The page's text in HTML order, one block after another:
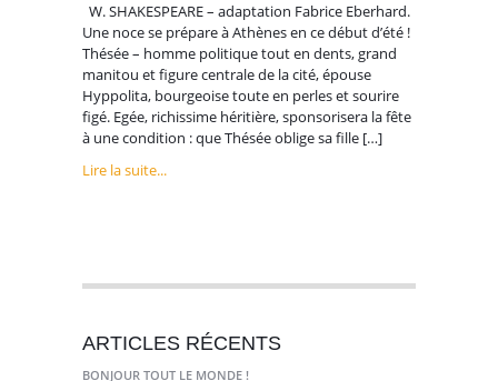
W. SHAKESPEARE – adaptation Fabrice Eberhard.
Une noce se prépare à Athènes en ce début d’été !
Thésée – homme politique tout en dents, grand
manitou et figure centrale de la cité, épouse
Hyppolita, bourgeoise toute en perles et sourire
figé. Egée, richissime héritière, sponsorisera la fête
à une condition : que Thésée oblige sa fille […]
Lire la suite...
ARTICLES RÉCENTS
BONJOUR TOUT LE MONDE !